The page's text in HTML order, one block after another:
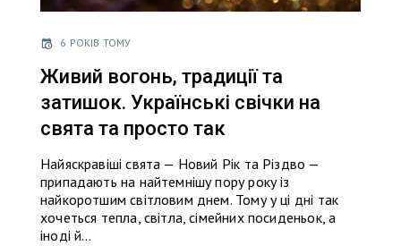
6 РОКІВ ТОМУ
Живий вогонь, традиції та
затишок. Українські свічки на
свята та просто так
Найяскравіші свята — Новий Рік та Різдво —
припадають на найтемнiшу пору року із
найкоротшим світловим днем. Тому у ці дні так
хочеться тепла, світла, сімейних посиденьок, а
іноді й…